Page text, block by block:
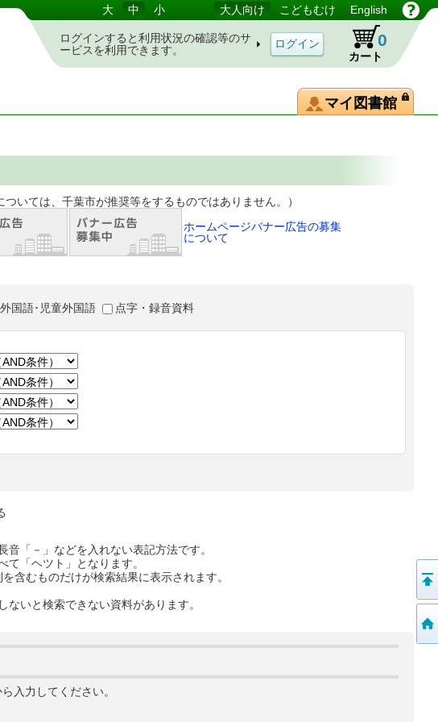
大 中 小 大人向け こどもむけ English
ログインすると利用状況の確認等のサ
ービスを利用できます。
カート
0
マイ図書館
推奨等をするものではありません。）
ホームページバナー広告の募集
について
外国語･児童外国語 点字・録音資料
「－」などを入れない表記方法です。
「ヘツト」となります。
含むものだけが検索結果に表示されます。
いと検索できない資料があります。
入力してください。